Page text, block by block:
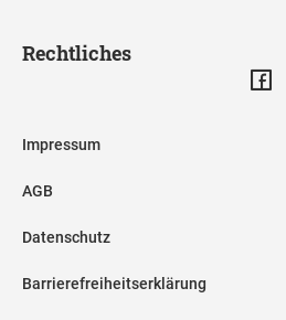
Rechtliches
Impressum
AGB
Datenschutz
Barrierefreiheitserklärung